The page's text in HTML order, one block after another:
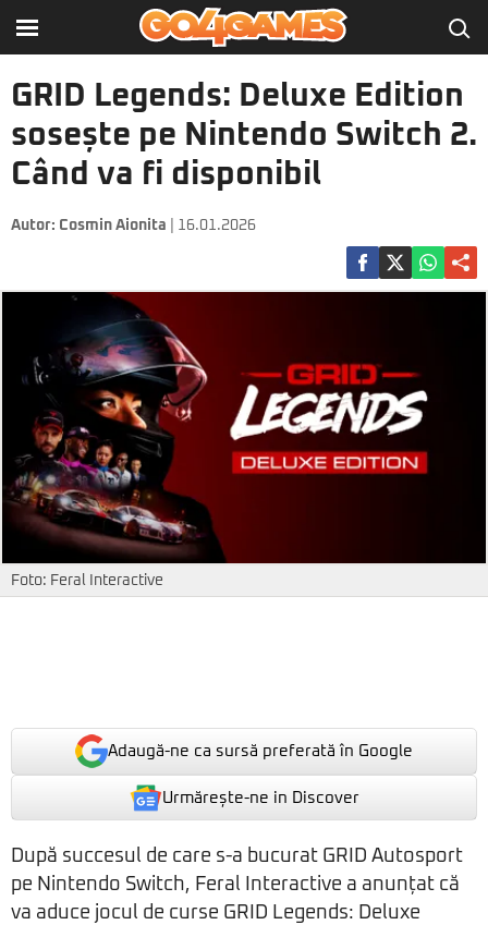
GRID Legends: Deluxe Edition
sosește pe Nintendo Switch 2.
Când va fi disponibil
Autor: Cosmin Aionita | 16.01.2026
Foto: Feral Interactive
Adaugă-ne ca sursă preferată în Google
Urmărește-ne in Discover
După succesul de care s-a bucurat GRID Autosport
pe Nintendo Switch, Feral Interactive a anunțat că
va aduce jocul de curse GRID Legends: Deluxe